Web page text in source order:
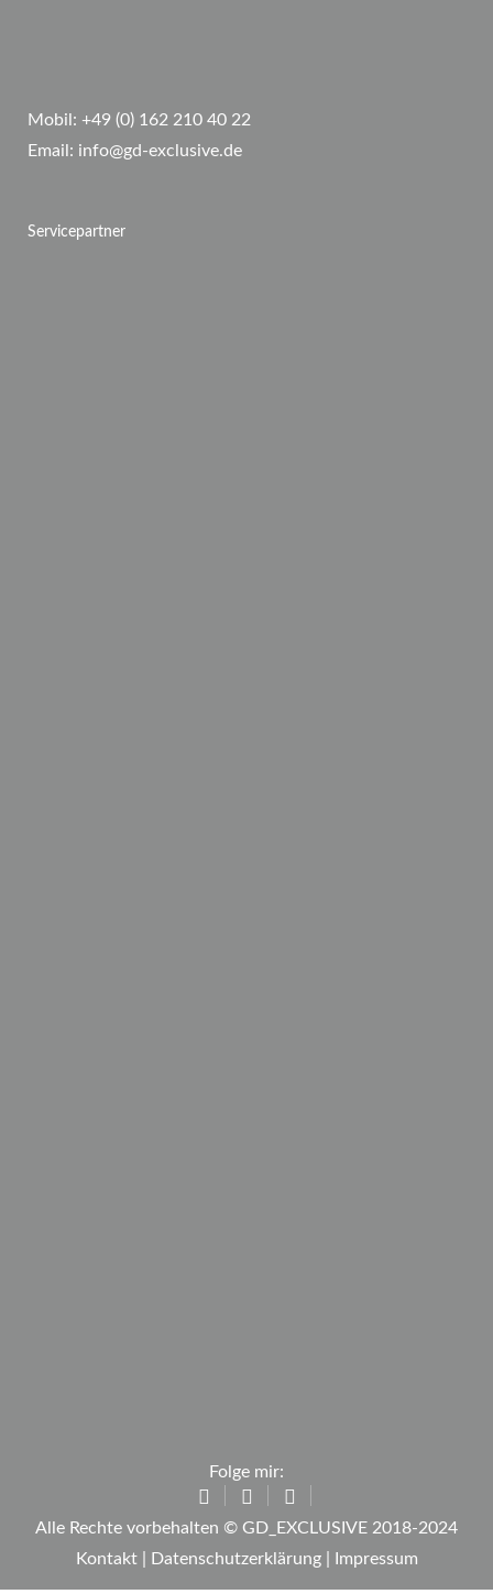
Mobil: +49 (0) 162 210 40 22
Email: info@gd-exclusive.de
Servicepartner
Folge mir:
Alle Rechte vorbehalten © GD_EXCLUSIVE 2018-2024
Kontakt| Datenschutzerklärung| Impressum